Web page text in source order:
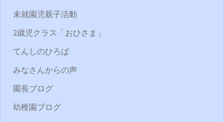
未就園児親子活動
2歳児クラス「おひさま」
てんしのひろば
みなさんからの声
園長ブログ
幼稚園ブログ